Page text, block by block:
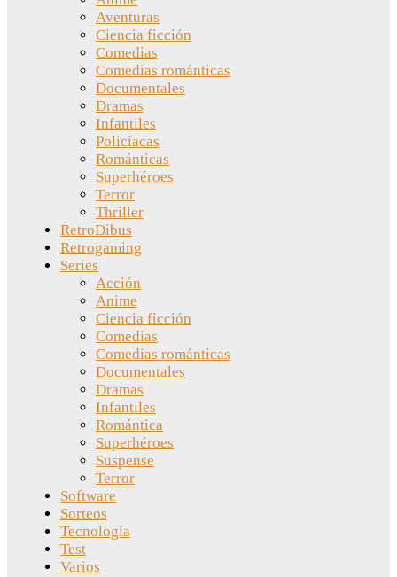
Aventuras
Ciencia ficción
Comedias
Comedias románticas
Documentales
Dramas
Infantiles
Policíacas
Románticas
Superhéroes
Terror
Thriller
RetroDibus
Retrogaming
Series
Acción
Anime
Ciencia ficción
Comedias
Comedias románticas
Documentales
Dramas
Infantiles
Romántica
Superhéroes
Suspense
Terror
Software
Sorteos
Tecnología
Test
Varios